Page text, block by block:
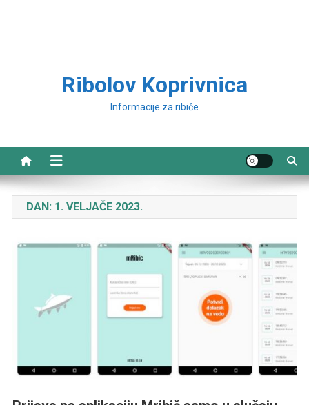
Ribolov Koprivnica
Informacije za ribiče
DAN: 1. VELJAČE 2023.